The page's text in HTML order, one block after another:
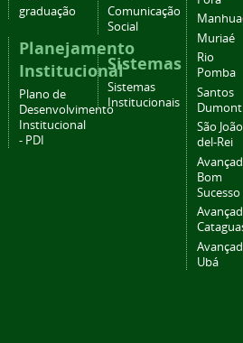
graduação
Planejamento
Institucional
Plano de
Desenvolvimento
Institucional
- PDI
Comunicação
Social
Sistemas
Sistemas
Institucionais
Muriaé
Rio
Pomba
Santos
Dumont
São João
del-Rei
Bom
Sucesso
Ubá